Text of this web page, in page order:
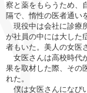
察と薬をもらうため、
隔で、惰性の医者通い
現役中は会社に診療
が社員の中には大した
者もいた。美人の女医
女医さんは高校時代
果を取材した際、その
れた。
僕は女医さんになび